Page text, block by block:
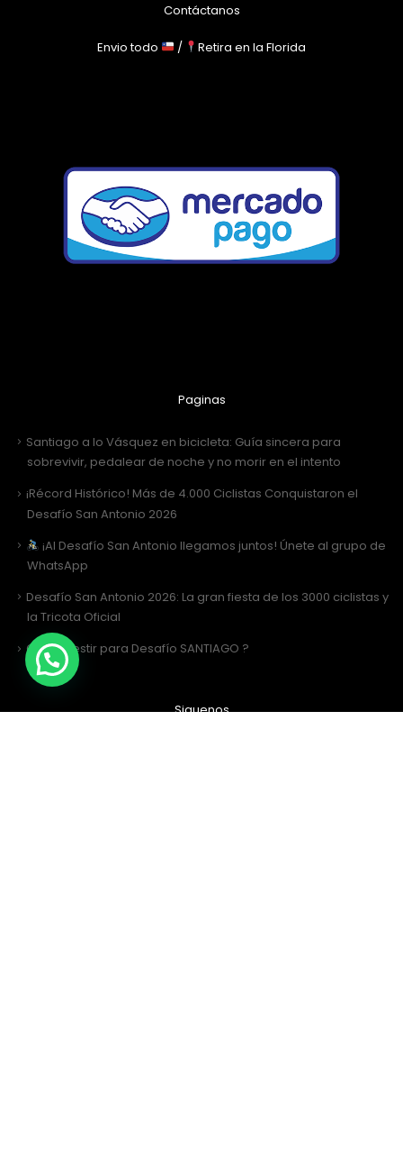
Contáctanos
Envio todo / Retira en la Florida
Paginas
Santiago a lo Vásquez en bicicleta: Guía sincera para
sobrevivir, pedalear de noche y no morir en el intento
¡Récord Histórico! Más de 4.000 Ciclistas Conquistaron el
Desafío San Antonio 2026
¡Al Desafío San Antonio llegamos juntos! Únete al grupo de
WhatsApp
Desafío San Antonio 2026: La gran fiesta de los 3000 ciclistas y
la Tricota Oficial
Como vestir para Desafío SANTIAGO ?
Siguenos